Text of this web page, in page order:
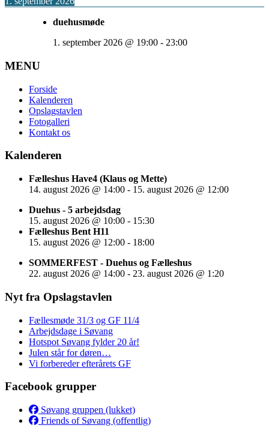
duehusmøde
1. september 2026 @ 19:00 - 23:00
MENU
Forside
Kalenderen
Opslagstavlen
Fotogalleri
Kontakt os
Kalenderen
Fælleshus Have4 (Klaus og Mette)
14. august 2026 @ 14:00 - 15. august 2026 @ 12:00
Duehus - 5 arbejdsdag
15. august 2026 @ 10:00 - 15:30
Fælleshus Bent H11
15. august 2026 @ 12:00 - 18:00
SOMMERFEST - Duehus og Fælleshus
22. august 2026 @ 14:00 - 23. august 2026 @ 1:20
Nyt fra Opslagstavlen
Fællesmøde 31/3 og GF 11/4
Arbejdsdage i Søvang
Hotspot Søvang fylder 20 år!
Julen står for døren…
Vi forbereder efterårets GF
Facebook grupper
Søvang gruppen (lukket)
Friends of Søvang (offentlig)